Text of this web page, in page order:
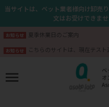
当サイトは、ペット業者様向け卸売
文はお受けできま
お知らせ 夏季休業日のご案内
お知らせ こちらのサイトは、現在テス